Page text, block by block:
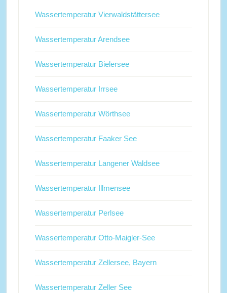
Wassertemperatur Vierwaldstättersee
Wassertemperatur Arendsee
Wassertemperatur Bielersee
Wassertemperatur Irrsee
Wassertemperatur Wörthsee
Wassertemperatur Faaker See
Wassertemperatur Langener Waldsee
Wassertemperatur Illmensee
Wassertemperatur Perlsee
Wassertemperatur Otto-Maigler-See
Wassertemperatur Zellersee, Bayern
Wassertemperatur Zeller See